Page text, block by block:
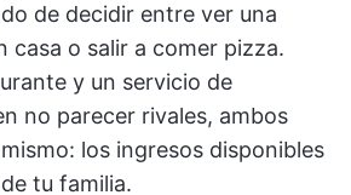
de decidir entre ver una
casa o salir a comer pizza.
y un servicio de
no parecer rivales, ambos
los ingresos disponibles
tu familia.